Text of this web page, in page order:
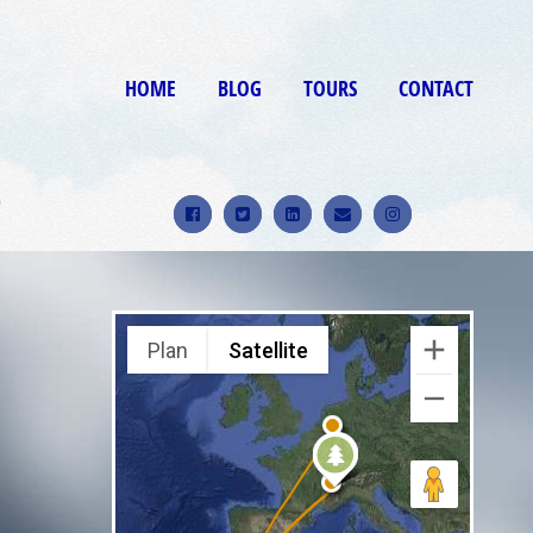
HOME BLOG TOURS CONTACT